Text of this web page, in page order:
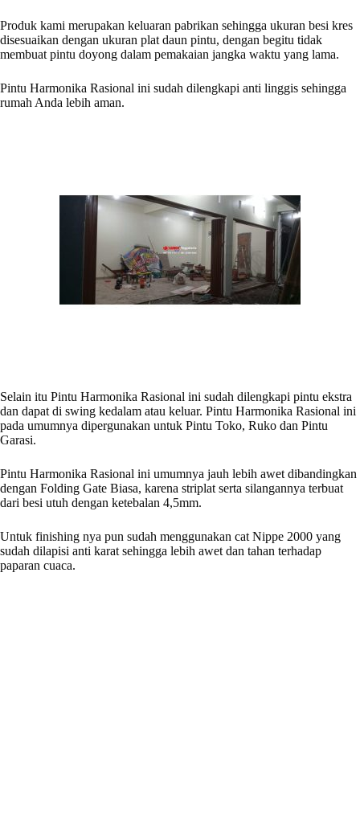
Produk kami merupakan keluaran pabrikan sehingga ukuran besi kres
disesuaikan dengan ukuran plat daun pintu, dengan begitu tidak
membuat pintu doyong dalam pemakaian jangka waktu yang lama.
Pintu Harmonika Rasional ini sudah dilengkapi anti linggis sehingga
rumah Anda lebih aman.
Selain itu Pintu Harmonika Rasional ini sudah dilengkapi pintu ekstra
dan dapat di swing kedalam atau keluar. Pintu Harmonika Rasional ini
pada umumnya dipergunakan untuk Pintu Toko, Ruko dan Pintu
Garasi.
Pintu Harmonika Rasional ini umumnya jauh lebih awet dibandingkan
dengan Folding Gate Biasa, karena striplat serta silangannya terbuat
dari besi utuh dengan ketebalan 4,5mm.
Untuk finishing nya pun sudah menggunakan cat Nippe 2000 yang
sudah dilapisi anti karat sehingga lebih awet dan tahan terhadap
paparan cuaca.